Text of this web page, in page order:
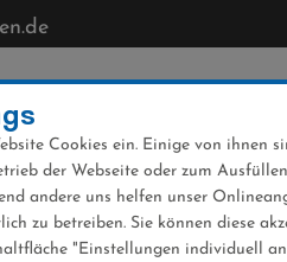
Cookies ein. Einige von ihnen
der Webseite oder zum
andere uns helfen unser
zu betreiben. Sie können diese
"Einstellungen individuell